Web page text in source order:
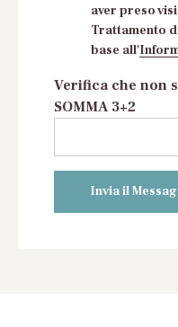
aver preso
Trattamento
base all'
Verifica che non
SOMMA 3+2